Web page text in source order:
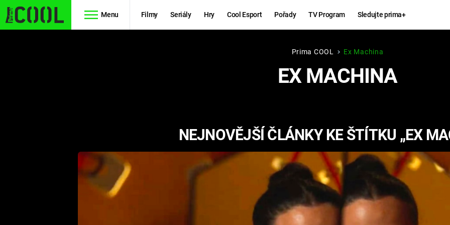
Menu Filmy Seriály Hry Cool Esport Pořady TV Program Sledujte prima+
RYCHLE A
ZBĚSILE 10
PREDÁTOR
Hry
KINGDOM
COME:
DELIVERANCE
ESPORT
CHUCK
NORRIS
Prima COOL Ex Machina
EX MACHINA
NEJNOVĚJŠÍ ČLÁNKY KE ŠTÍTKU „EX